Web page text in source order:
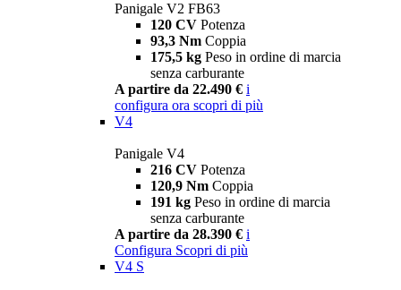
Panigale V2 FB63
120 CV Potenza
93,3 Nm Coppia
175,5 kg Peso in ordine di marcia
senza carburante
A partire da 22.490 € i
configura ora scopri di più
V4
Panigale V4
216 CV Potenza
120,9 Nm Coppia
191 kg Peso in ordine di marcia
senza carburante
A partire da 28.390 € i
Configura Scopri di più
V4 S